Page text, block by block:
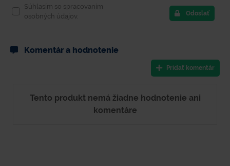
Súhlasím so spracovaním
osobných údajov.
Odoslať
Komentár a hodnotenie
Pridať komentár
Tento produkt nemá žiadne hodnotenie ani
komentáre